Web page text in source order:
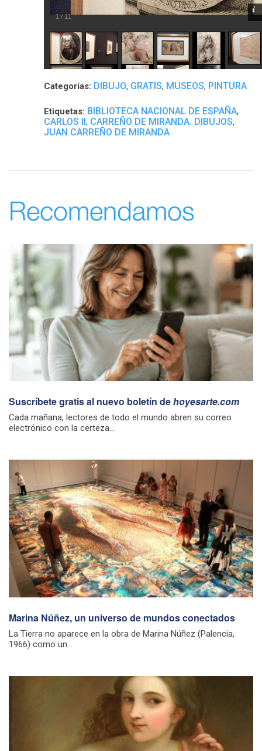
1 / 11
Categorías: DIBUJO, GRATIS, MUSEOS, PINTURA
Etiquetas: BIBLIOTECA NACIONAL DE ESPAÑA,
CARLOS II, CARREÑO DE MIRANDA. DIBUJOS,
JUAN CARREÑO DE MIRANDA
Recomendamos
Suscríbete gratis al nuevo boletín dehoyesarte.com
Cada mañana, lectores de todo el mundo abren su correo
electrónico con la certeza...
Marina Núñez, un universo de mundos conectados
La Tierra no aparece en la obra de Marina Núñez (Palencia,
1966) como un...